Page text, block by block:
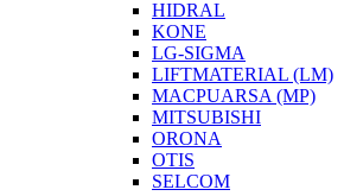
HIDRAL
KONE
LG-SIGMA
LIFTMATERIAL (LM)
MACPUARSA (MP)
MITSUBISHI
ORONA
OTIS
SELCOM